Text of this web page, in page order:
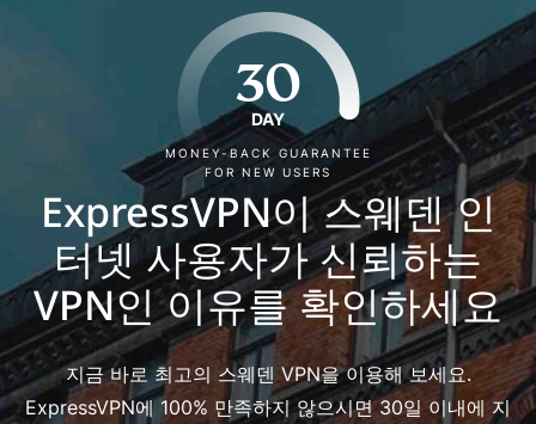
30
DAY
MONEY-BACK GUARANTEE
FOR NEW USERS
ExpressVPN이 스웨덴 인
터넷 사용자가 신뢰하는
VPN인 이유를 확인하세요
지금 바로 최고의 스웨덴 VPN을 이용해 보세요.
ExpressVPN에 100% 만족하지 않으시면 30일 이내에 지